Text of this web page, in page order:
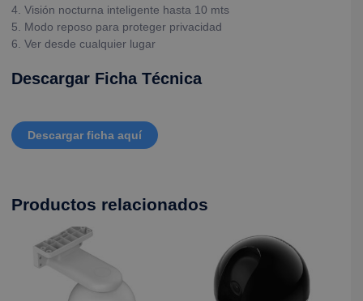
4. Visión nocturna inteligente hasta 10 mts
5. Modo reposo para proteger privacidad
6. Ver desde cualquier lugar
Descargar Ficha Técnica
Descargar ficha aquí
Productos relacionados